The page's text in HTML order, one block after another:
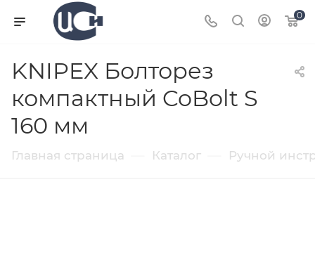
0
KNIPEX Болторез
компактный CoBolt S
160 мм
Главная страница Каталог Ручной